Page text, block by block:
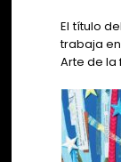
El título
trabaja
Arte de la